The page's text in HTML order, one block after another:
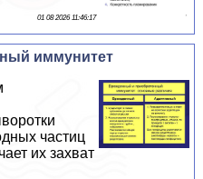
01 08 2026 11:46:17
иммунитет
частиц
их захват